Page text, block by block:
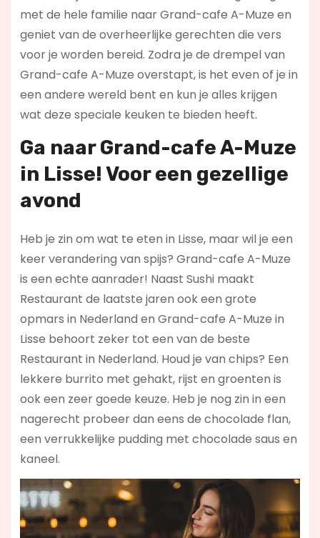
met de hele familie naar Grand-cafe A-Muze en
geniet van de overheerlijke gerechten die vers
voor je worden bereid. Zodra je de drempel van
Grand-cafe A-Muze overstapt, is het even of je in
een andere wereld bent en kun je alles krijgen
wat deze speciale keuken te bieden heeft.
Ga naar Grand-cafe A-Muze
in Lisse! Voor een gezellige
avond
Heb je zin om wat te eten in Lisse, maar wil je een
keer verandering van spijs? Grand-cafe A-Muze
is een echte aanrader! Naast Sushi maakt
Restaurant de laatste jaren ook een grote
opmars in Nederland en Grand-cafe A-Muze in
Lisse behoort zeker tot een van de beste
Restaurant in Nederland. Houd je van chips? Een
lekkere burrito met gehakt, rijst en groenten is
ook een zeer goede keuze. Heb je nog zin in een
nagerecht probeer dan eens de chocolade flan,
een verrukkelijke pudding met chocolade saus en
kaneel.